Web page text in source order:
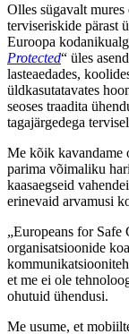
Olles sügavalt
terviseriskide pärast
Euroopa
Protected“ üles
lasteaedades,
üldkasutatavates
seoses traadita
tagajärgedega
Me kõik kavandame
parima võimaliku
kaasaegseid
erinevaid arvamusi
„Europeans for
organisatsioonide
et me ei ole
ohutuid ühendusi.
Me usume, et